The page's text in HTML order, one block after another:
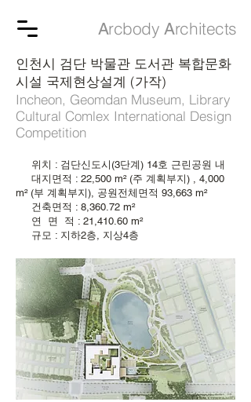
Arcbody Architects
인천시 검단 박물관 도서관 복합문화
시설 국제현상설계 (가작)
Incheon, Geomdan Museum, Library
Cultural Comlex International Design
Competition
위치 : 검단신도시(3단계) 14호 근린공원 내
대지면적 : 22,500 m² (주 계획부지) , 4,000
m² (부 계획부지), 공원전체면적 93,663 m²
건축면적 : 8,360.72 m²
연 면 적 : 21,410.60 m²
규모 : 지하2층, 지상4층